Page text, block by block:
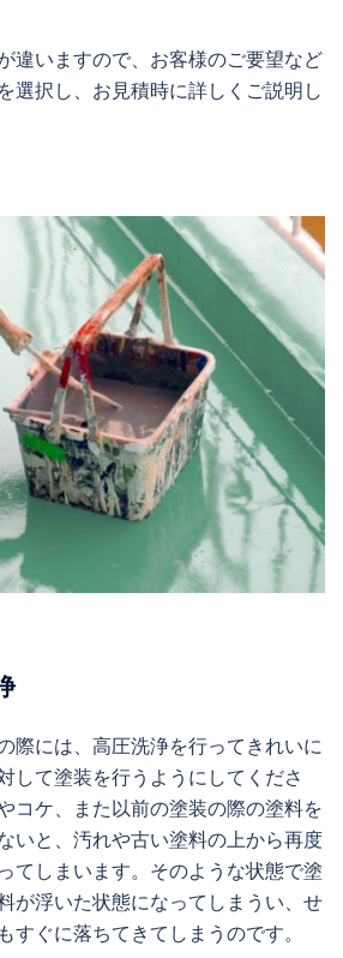
違いますので、お客様のご要望など
選択し、お見積時に詳しくご説明し
際には、高圧洗浄を行ってきれいに
して塗装を行うようにしてくださ
コケ、また以前の塗装の際の塗料を
いと、汚れや古い塗料の上から再度
てしまいます。そのような状態で塗
が浮いた状態になってしまうい、せ
すぐに落ちてきてしまうのです。